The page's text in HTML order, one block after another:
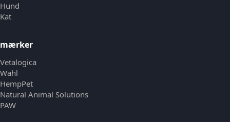
Hund
Kat
mærker
Vetalogica
Wahl
HempPet
Natural Animal Solutions
PAW